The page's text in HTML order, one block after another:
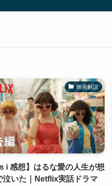
映画解説
i 感想】はるな愛の人生が想
泣いた｜Netflix実話ドラマ